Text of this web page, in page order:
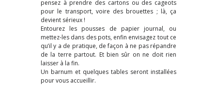
pensez à prendre des cartons ou des cageots
pour le transport, voire des brouettes ; là, ça
devient sérieux !
Entourez les pousses de papier journal, ou
mettez-les dans des pots, enfin envisagez tout ce
qu’il y a de pratique, de façon à ne pas répandre
de la terre partout. Et bien sûr on ne doit rien
laisser à la fin.
Un barnum et quelques tables seront installées
pour vous accueillir.